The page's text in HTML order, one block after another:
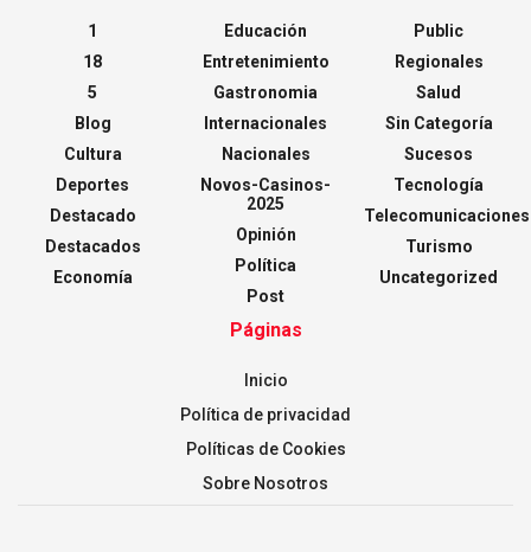
1
18
5
Blog
Cultura
Deportes
Destacado
Destacados
Economía
Educación
Entretenimiento
Gastronomia
Internacionales
Nacionales
Novos-Casinos-
2025
Opinión
Política
Post
Public
Regionales
Salud
Sin Categoría
Sucesos
Tecnología
Telecomunicaciones
Turismo
Uncategorized
Páginas
Inicio
Política de privacidad
Políticas de Cookies
Sobre Nosotros